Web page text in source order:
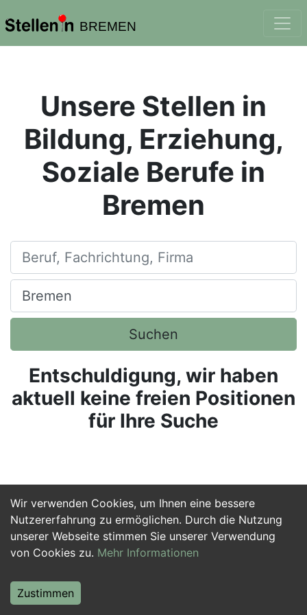
BREMEN
Wir verwenden Cookies, um Ihnen eine bessere
Nutzererfahrung zu ermöglichen. Durch die Nutzung
unserer Webseite stimmen Sie unserer Verwendung
von Cookies zu. Mehr Informationen
Zustimmen
Unsere Stellen in
Bildung, Erziehung,
Soziale Berufe in
Bremen
Beruf, Fachrichtung, Firma
Ort, Stadt
Suchen
Entschuldigung, wir haben
aktuell keine freien Positionen
für Ihre Suche